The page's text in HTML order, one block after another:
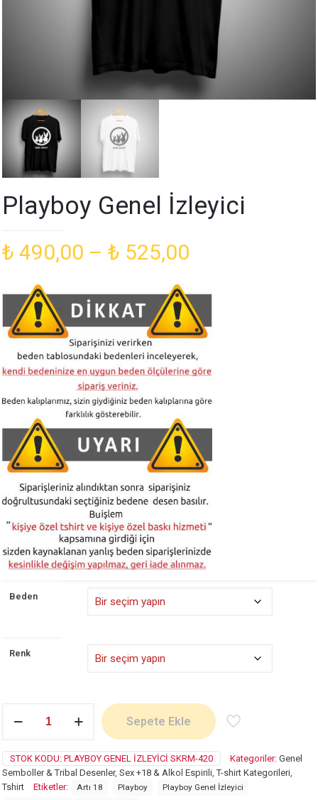
Playboy Genel İzleyici
₺ 490,00 – ₺ 525,00
₺ 490,00
-
₺ 525,00
Beden
Renk
Genel
adet
Sepete Ekle
STOK KODU: PLAYBOY GENEL İZLEYICI SKRM-420 Kategoriler: Genel
Semboller & Tribal Desenler, Sex +18 & Alkol Espirili ,T-shirt Kategorileri
Tshirt
Etiketler: Artı 18 Playboy
Playboy Genel İzleyici